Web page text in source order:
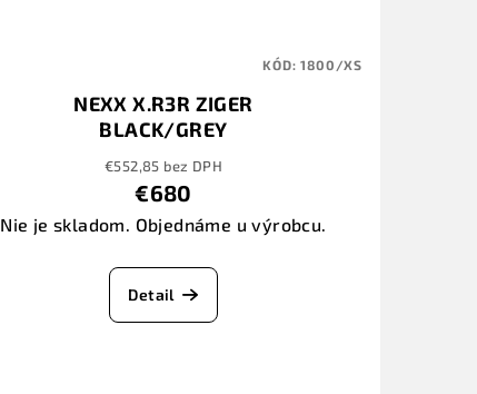
NEXX X.R3R ZIGER
BLACK/GREY
€552,85 bez DPH
€680
Nie je skladom. Objednáme u výrobcu.
Detail
KÓD:1800/XS